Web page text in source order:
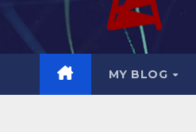
MY BLOG